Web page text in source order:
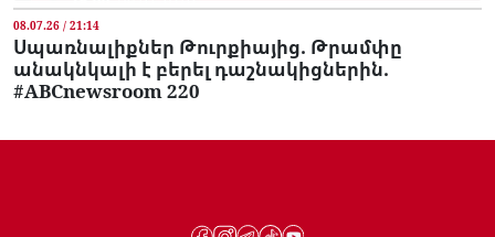
08.07.26 / 21:14
Սպառնալիքներ Թուրքիայից. Թրամփը
անակնկալի է բերել դաշնակիցներին.
#ABCnewsroom 220